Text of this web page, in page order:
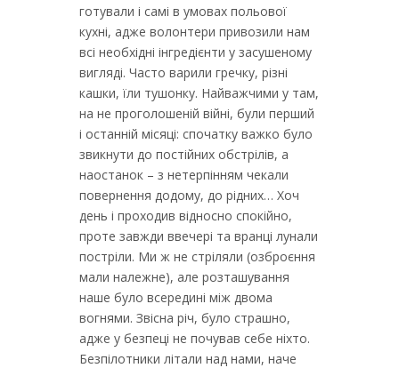
готували і самі в умовах польової
кухні, адже волонтери привозили нам
всі необхідні інгредієнти у засушеному
вигляді. Часто варили гречку, різні
кашки, їли тушонку. Найважчими у там,
на не проголошеній війні, були перший
і останній місяці: спочатку важко було
звикнути до постійних обстрілів, а
наостанок – з нетерпінням чекали
повернення додому, до рідних… Хоч
день і проходив відносно спокійно,
проте завжди ввечері та вранці лунали
постріли. Ми ж не стріляли (озброєння
мали належне), але розташування
наше було всередині між двома
вогнями. Звісна річ, було страшно,
адже у безпеці не почував себе ніхто.
Безпілотники літали над нами, наче